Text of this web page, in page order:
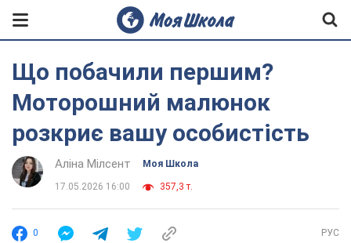
Що побачили першим?
Моторошний малюнок
розкриє вашу особистість
Аліна Мілсент Моя Школа
17.05.2026 16:00 357,3 т.
0 РУС